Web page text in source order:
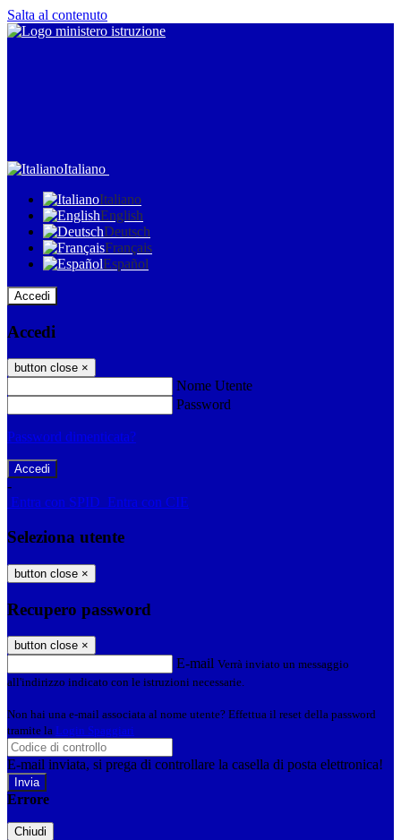
Salta al contenuto
Italiano
Italiano
English
Deutsch
Français
Español
Accedi
Accedi
button close ×
Nome Utente
Password
Password dimenticata?
-
Entra con SPID Entra con CIE
Seleziona utente
button close ×
Recupero password
button close ×
E-mail Verrà inviato un messaggio
all'indirizzo indicato con le istruzioni necessarie.
Non hai una e-mail associata al nome utente? Effettua il reset della password
tramite la Login Spaggiari
E-mail inviata, si prega di controllare la casella di posta elettronica!
Errore
Chiudi